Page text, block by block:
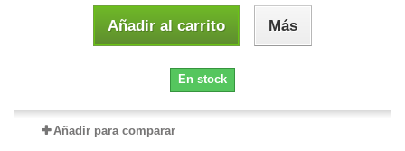
Añadir al carrito Más
En stock
Añadir para comparar